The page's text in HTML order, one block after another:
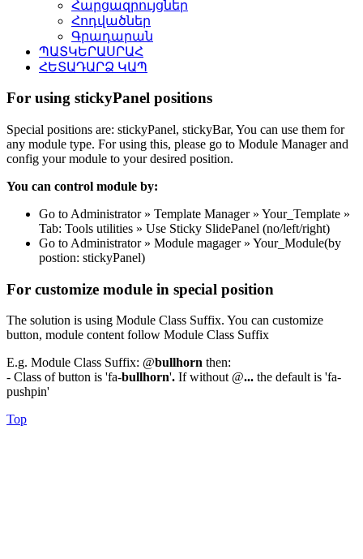
Հարցազրույցներ
Հոդվածներ
Գրադարան
ՊԱՏԿԵՐԱՍՐԱՀ
ՀԵՏԱԴԱՐՁ ԿԱՊ
For using stickyPanel positions
Special positions are: stickyPanel, stickyBar, You can use them for
any module type. For using this, please go to Module Manager and
config your module to your desired position.
You can control module by:
Go to Administrator » Template Manager » Your_Template »
Tab: Tools utilities » Use Sticky SlidePanel (no/left/right)
Go to Administrator » Module magager » Your_Module(by
postion: stickyPanel)
For customize module in special position
The solution is using Module Class Suffix. You can customize
button, module content follow Module Class Suffix
E.g. Module Class Suffix: @bullhorn then:
- Class of button is 'fa-bullhorn'. If without @... the default is 'fa-
pushpin'
Top